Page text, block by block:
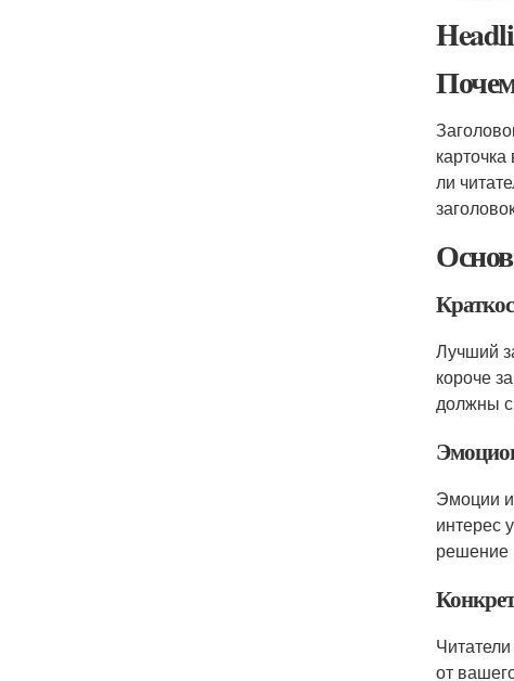
ли
Лучший
короче
должны
Эмоции
интерес
решение
от